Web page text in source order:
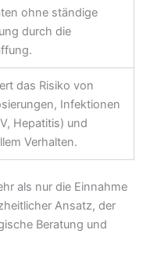
ohne ständige
durch die
das Risiko von
Infektionen
Hepatitis) und
Verhalten.
als nur die Einnahme
Ansatz, der
Beratung und